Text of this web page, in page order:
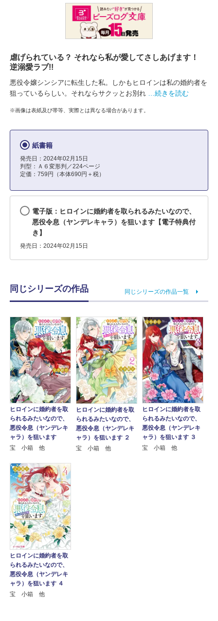
虐げられている？ それなら私が愛してさしあげます！
逆溺愛ラブ!!
悪役令嬢シンシアに転生した私。しかもヒロインは私の婚約者を
狙っているらしい。それならサクッとお別れ
…続きを読む
※画像は表紙及び帯等、実際とは異なる場合があります。
紙書籍
発売日：2024年02月15日
判型：Ａ６変形判／224ページ
定価：759円（本体690円＋税）
電子版：ヒロインに婚約者を取られるみたいなので、
悪役令息（ヤンデレキャラ）を狙います【電子特典付
き】
発売日：2024年02月15日
同じシリーズの作品 同じシリーズの作品一覧
ヒロインに婚約者を取
られるみたいなので、
悪役令息（ヤンデレキ
ャラ）を狙います
宝 小箱 他
ヒロインに婚約者を取
られるみたいなので、
悪役令息（ヤンデレキ
ャラ）を狙います ２
宝 小箱 他
ヒロインに婚約者を取
られるみたいなので、
悪役令息（ヤンデレキ
ャラ）を狙います ３
宝 小箱 他
ヒロインに婚約者を取
られるみたいなので、
悪役令息（ヤンデレキ
ャラ）を狙います ４
宝 小箱 他